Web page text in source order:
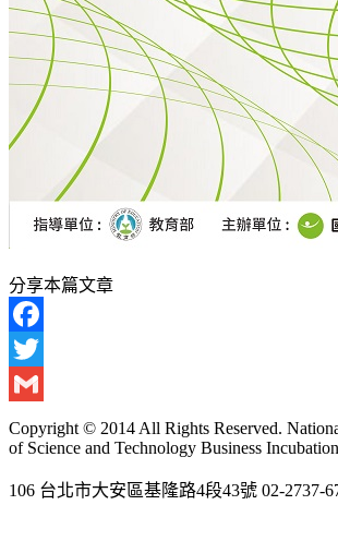
分享本篇文章
Facebook
Twitter
Gmail
Copyright © 2014 All Rights Reserved.
of Science and Technology Business
106 台北市大安區基隆路4段43號 02-2737-